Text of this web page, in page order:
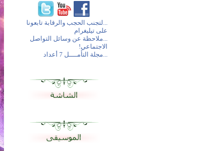
...لتجنب الحجب والرقابة تابعونا
على تيليغرام
...ملاحظة عن وسائل التواصل
الاجتماعي!
...مجلة التأمــــل 7 أعداد